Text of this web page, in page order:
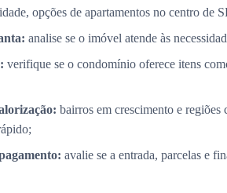
opções de apartamentos no centro de
analise se o imóvel atende às
verifique se o condomínio oferece itens
bairros em crescimento e regiões
avalie se a entrada, parcelas e